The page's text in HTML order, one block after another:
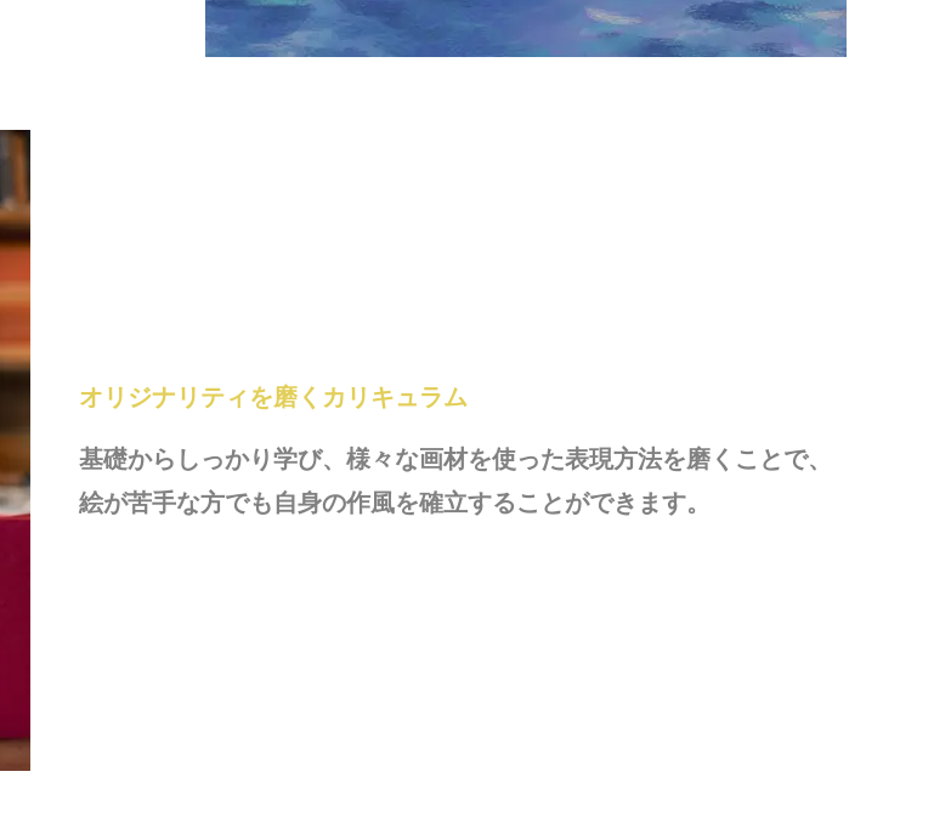
オリジナリティを磨くカリキュラム
基礎からしっかり学び、様々な画材を使った表現方法を磨くことで、
絵が苦手な方でも自身の作風を確立することができます。